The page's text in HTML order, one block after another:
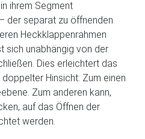
ihrem Segment
der separat zu öffnenden
Heckklappenrahmen
sich unabhängig von der
Dies erleichtert das
Hinsicht: Zum einen
Zum anderen kann,
auf das Öffnen der
werden.